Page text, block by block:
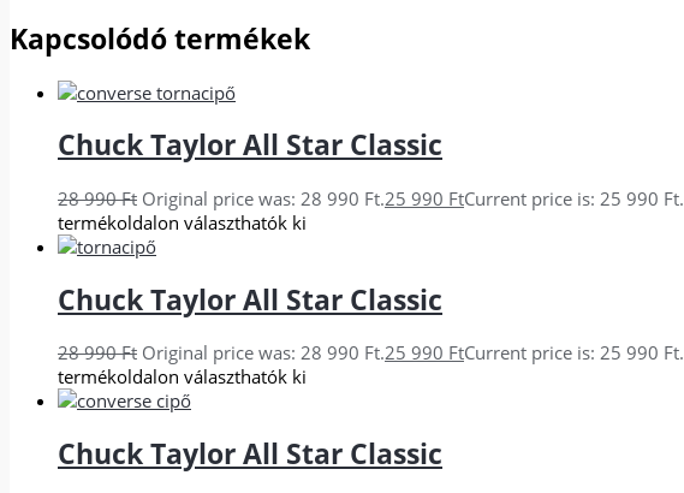
Kapcsolódó termékek
Chuck Taylor All Star Classic
28 990Ft Original price was: 28 990 Ft.25 990 FtCurrent price is: 25 990 Ft.
termékoldalon választhatók ki
Chuck Taylor All Star Classic
28 990Ft Original price was: 28 990 Ft.25 990 FtCurrent price is: 25 990 Ft.
termékoldalon választhatók ki
Chuck Taylor All Star Classic